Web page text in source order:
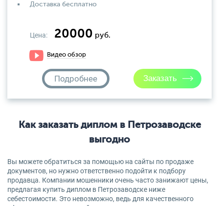
Доставка бесплатно
Цена: 20000 руб.
Видео обзор
Подробнее
Как заказать диплом в Петрозаводске
выгодно
Вы можете обратиться за помощью на сайты по продаже
документов, но нужно ответственно подойти к подбору
продавца. Компании мошенники очень часто занижают цены,
предлагая купить диплом в Петрозаводске ниже
себестоимости. Это невозможно, ведь для качественного